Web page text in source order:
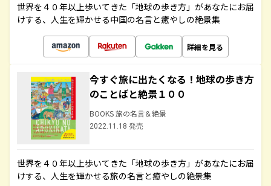
世界を４０年以上歩いてきた「地球の歩き方」があなたにお届
けする、人生を輝かせる中国の名言と癒やしの絶景集
詳細を見る
今すぐ旅に出たくなる！地球の歩き方
のことばと絶景１００
BOOKS 旅の名言＆絶景
2022.11.18 発売
世界を４０年以上歩いてきた「地球の歩き方」があなたにお届
けする、人生を輝かせる旅の名言と癒やしの絶景集